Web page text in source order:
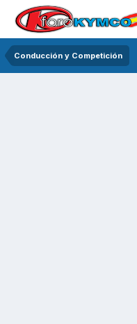
Conducción y Competición